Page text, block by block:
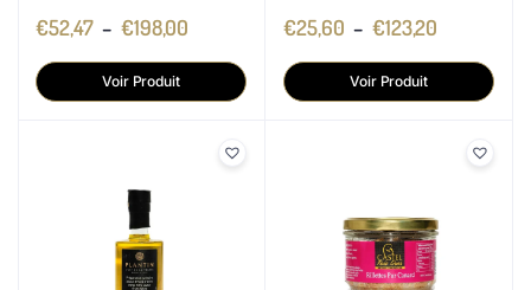
€52,47 – €198,00
Voir Produit
€25,60 – €123,20
Voir Produit